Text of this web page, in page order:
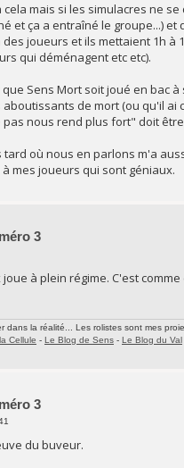
mais si les simulacres ne
et ça a entraîné le groupe...)
joueurs et ils mettaient 1h
qui déménagent etc etc).
Sens Mort soit joué en bac
de mort (ou qu'il
nous rend plus fort" doit
où nous en parlons m'a
mes joueurs qui sont géniaux.
3
à plein régime. C'est
dans la réalité... Les rolistes sont mes
Cellule - Le Blog de Sens - Le Blog du Val
3
du buveur.